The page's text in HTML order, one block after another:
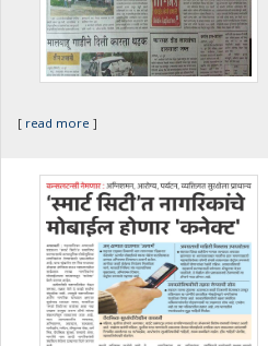
[ read more ]